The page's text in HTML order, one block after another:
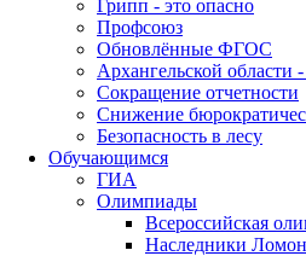
Грипп - это опасно
Профсоюз
Обновлённые ФГОС
Архангельской области
Сокращение отчетности
Снижение
Безопасность в лесу
Обучающимся
ГИА
Олимпиады
Всероссийская
Наследники